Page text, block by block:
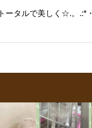
トータルで美しく☆.。.:*・